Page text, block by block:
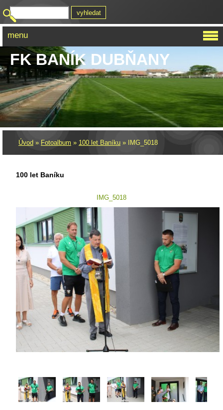
FK BANÍK DUBŇANY
Úvod » Fotoalbum » 100 let Baníku » IMG_5018
100 let Baníku
IMG_5018
menu